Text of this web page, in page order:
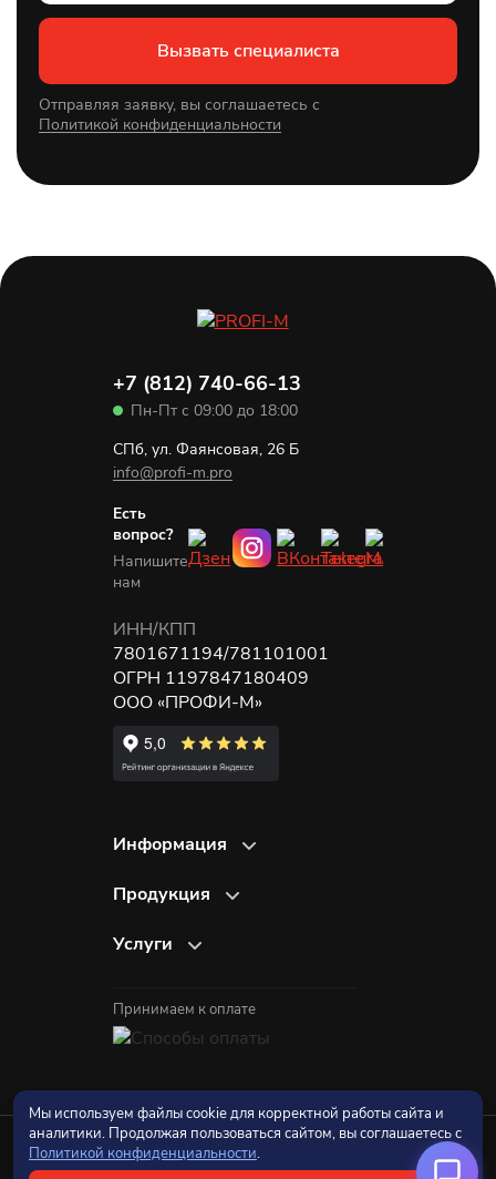
Вызвать специалиста
Отправляя заявку, вы соглашаетесь с
Политикой конфиденциальности
+7 (812) 740-66-13
Пн-Пт с 09:00 до 18:00
СПб, ул. Фаянсовая, 26 Б
info@profi-m.pro
Есть
вопрос?
Напишите
нам
ИНН/КПП
7801671194/781101001
ОГРН 1197847180409
ООО «ПРОФИ-М»
Информация
Отзывы
Портфолио
Гарантия
Продукция
Объёмные буквы
Неоновые вывески
Акрилайт
Лайтбоксы
Пилоны
Виды продукции
Услуги
Изготовление наружной рекламы
Согласование
Оформление витрин
Монтаж и демонтаж
Принимаем к оплате
© 2019 - 2026 изготовление
вывесок СПб
Мы используем файлы cookie для корректной работы сайта и
аналитики. Продолжая пользоваться сайтом, вы соглашаетесь с
Политикой конфиденциальности.